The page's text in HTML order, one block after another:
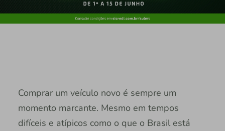
Comprar um veículo novo é sempre um
momento marcante. Mesmo em tempos
difíceis e atípicos como o que o Brasil está